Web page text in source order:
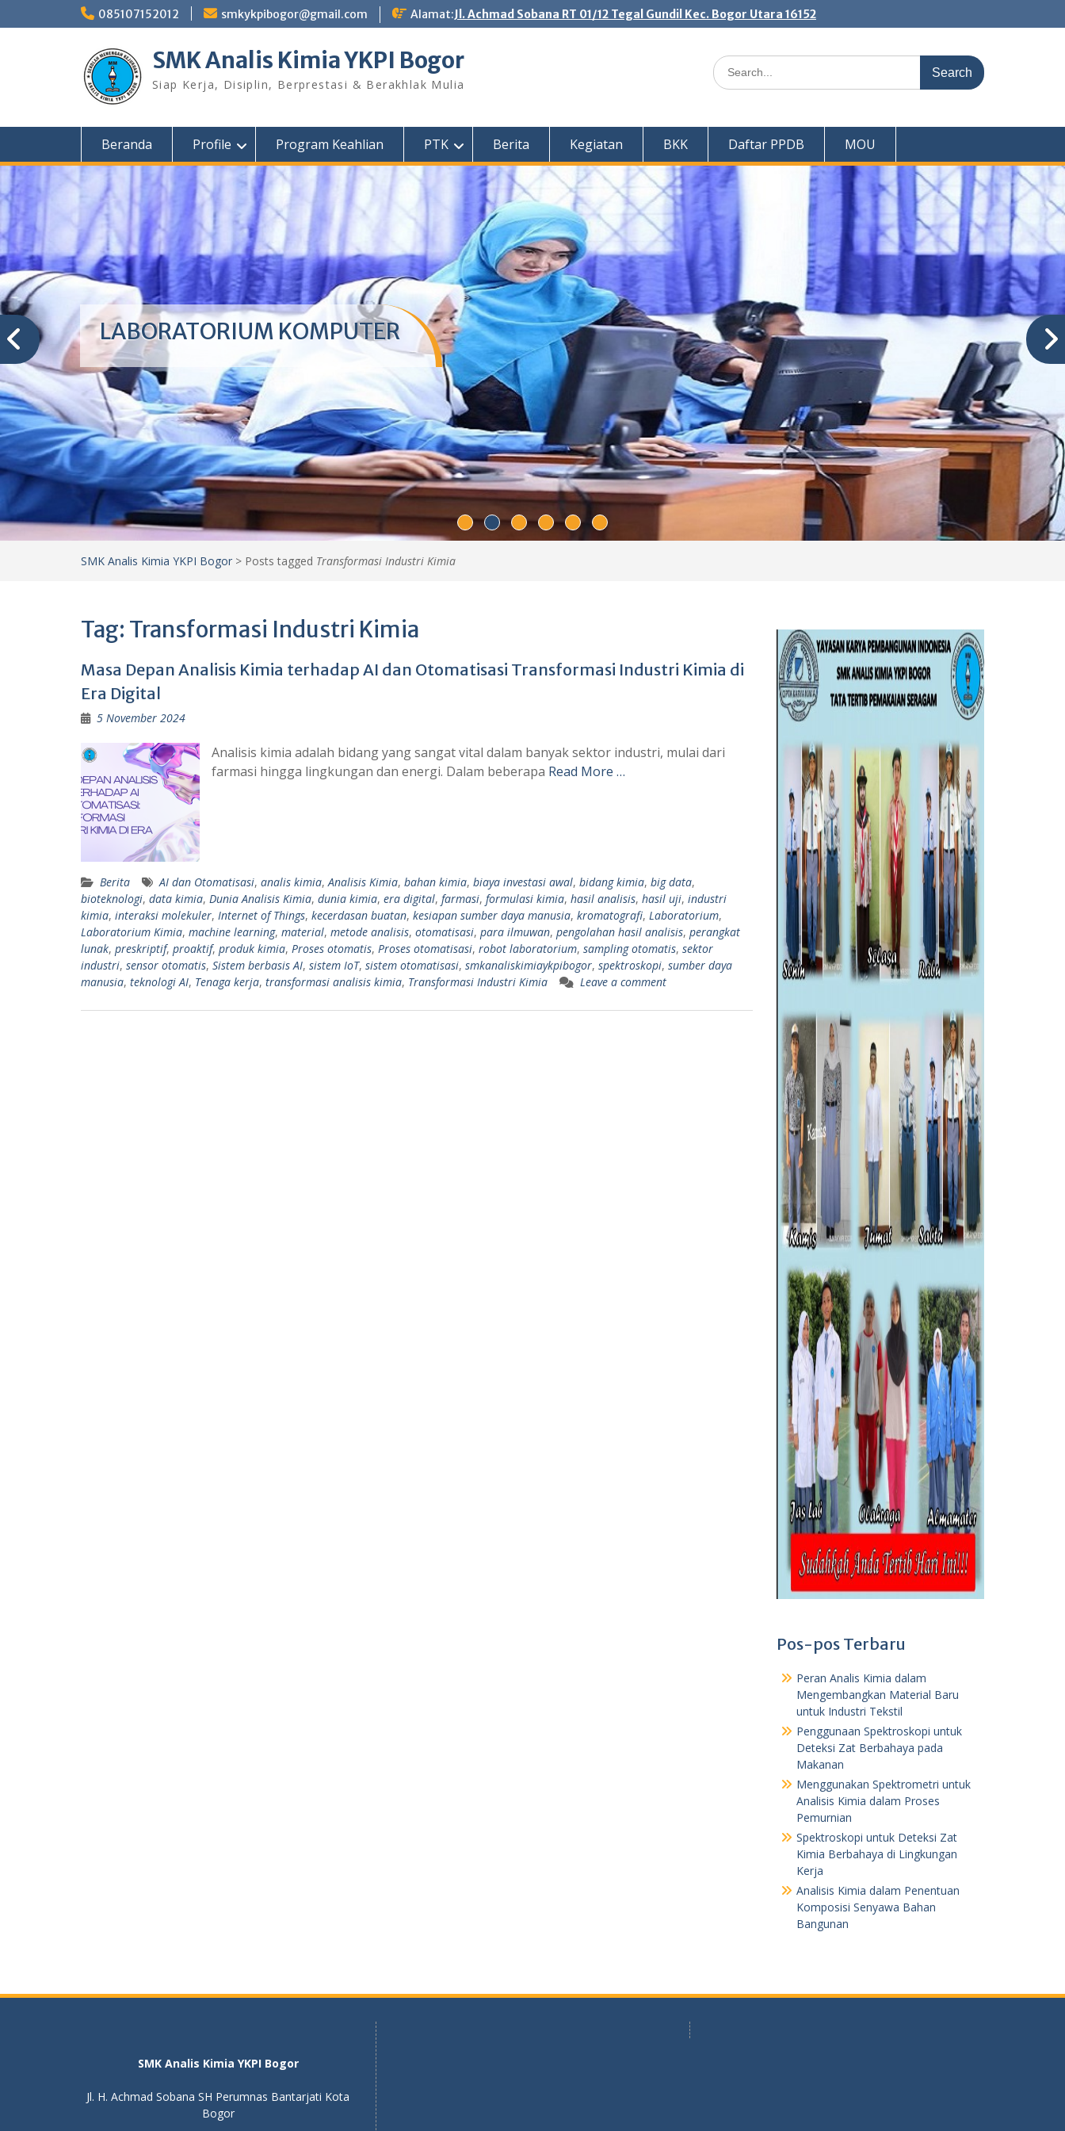
to
085107152012 smkykpibogor@gmail.com Alamat:Jl. Achmad Sobana RT 01/12 Tegal Gundil Kec. Bogor Utara 16152
SMK Analis Kimia YKPI Bogor
Siap Kerja, Disiplin, Berprestasi & Berakhlak Mulia
Search
for:
Beranda Profile Program Keahlian PTK Berita Kegiatan BKK Daftar PPDB MOU
LABORATORIUM KOMPUTER
SMK Analis Kimia YKPI Bogor > Posts tagged Transformasi Industri Kimia
Tag: Transformasi Industri Kimia
Masa Depan Analisis Kimia terhadap AI dan Otomatisasi Transformasi Industri Kimia di
Era Digital
5 November 2024
Analisis kimia adalah bidang yang sangat vital dalam banyak sektor industri, mulai dari
farmasi hingga lingkungan dan energi. Dalam beberapa Read More …
Berita AI dan Otomatisasi, analis kimia, Analisis Kimia, bahan kimia, biaya investasi awal, bidang kimia, big data,
bioteknologi, data kimia, Dunia Analisis Kimia, dunia kimia, era digital, farmasi, formulasi kimia, hasil analisis, hasil uji, industri
kimia, interaksi molekuler, Internet of Things, kecerdasan buatan, kesiapan sumber daya manusia, kromatografi, Laboratorium,
Laboratorium Kimia, machine learning, material, metode analisis, otomatisasi, para ilmuwan, pengolahan hasil analisis, perangkat
lunak, preskriptif, proaktif, produk kimia, Proses otomatis, Proses otomatisasi, robot laboratorium, sampling otomatis, sektor
industri, sensor otomatis, Sistem berbasis AI, sistem IoT, sistem otomatisasi, smkanaliskimiaykpibogor, spektroskopi, sumber daya
manusia, teknologi AI, Tenaga kerja, transformasi analisis kimia, Transformasi Industri Kimia Leave a comment
Pos-pos Terbaru
Peran Analis Kimia dalam
Mengembangkan Material Baru
untuk Industri Tekstil
Penggunaan Spektroskopi untuk
Deteksi Zat Berbahaya pada
Makanan
Menggunakan Spektrometri untuk
Analisis Kimia dalam Proses
Pemurnian
Spektroskopi untuk Deteksi Zat
Kimia Berbahaya di Lingkungan
Kerja
Analisis Kimia dalam Penentuan
Komposisi Senyawa Bahan
Bangunan
SMK Analis Kimia YKPI Bogor
Jl. H. Achmad Sobana SH Perumnas Bantarjati Kota
Bogor